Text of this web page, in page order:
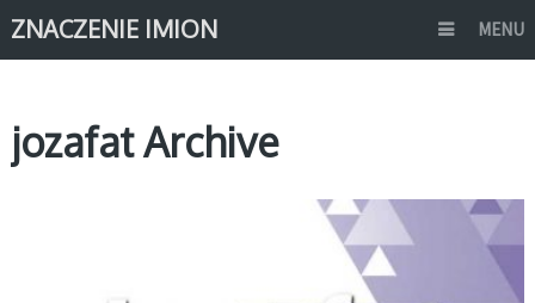
ZNACZENIE IMION MENU
jozafat Archive